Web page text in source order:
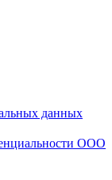
данных
ООО